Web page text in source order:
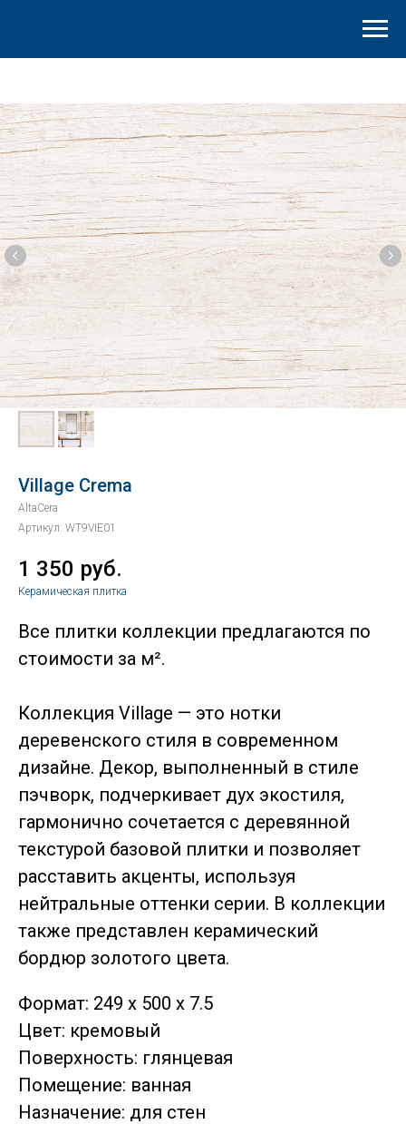
Village Crema
AltaCera
Артикул: WT9VIE01
1 350 руб.
Керамическая плитка
Все плитки коллекции предлагаются по
стоимости за м².
Коллекция Village — это нотки
деревенского стиля в современном
дизайне. Декор, выполненный в стиле
пэчворк, подчеркивает дух экостиля,
гармонично сочетается с деревянной
текстурой базовой плитки и позволяет
расставить акценты, используя
нейтральные оттенки серии. В коллекции
также представлен керамический
бордюр золотого цвета.
Формат: 249 x 500 x 7.5
Цвет: кремовый
Поверхность: глянцевая
Помещение: ванная
Назначение: для стен